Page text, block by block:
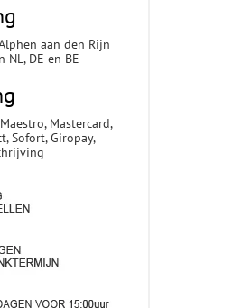
aan den Rijn
NL, DE en BE
Mastercard,
Sofort, Giropay,